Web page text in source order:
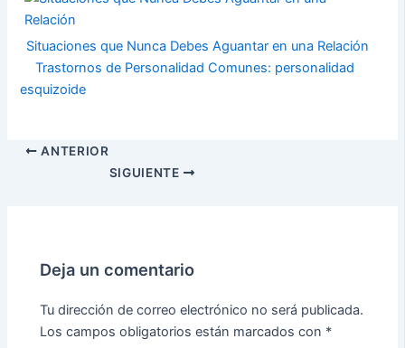
Situaciones que Nunca Debes Aguantar en una Relación
Trastornos de Personalidad Comunes: personalidad
esquizoide
ANTERIOR
SIGUIENTE
Deja un comentario
Tu dirección de correo electrónico no será publicada.
Los campos obligatorios están marcados con *